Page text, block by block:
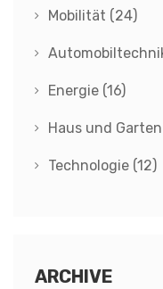
Mobilität (24)
Energie (16)
Haus und Garten
Technologie (12)
ARCHIVE